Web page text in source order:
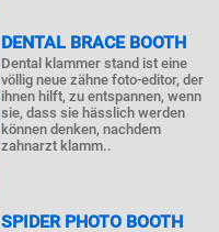
DENTAL BRACE BOOTH
Dental klammer stand ist eine
völlig neue zähne foto-editor, der
ihnen hilft, zu entspannen, wenn
sie, dass sie hässlich werden
können denken, nachdem
zahnarzt klamm..
SPIDER PHOTO BOOTH